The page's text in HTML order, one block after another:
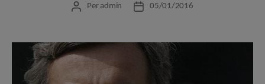
Autor
Per admin
Data05/01/2016